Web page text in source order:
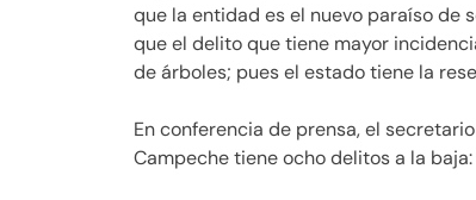
que la entidad es el nuevo paraíso de
que el delito que tiene mayor
de árboles; pues el estado tiene la
En conferencia de prensa, el
Campeche tiene ocho delitos a la baja: